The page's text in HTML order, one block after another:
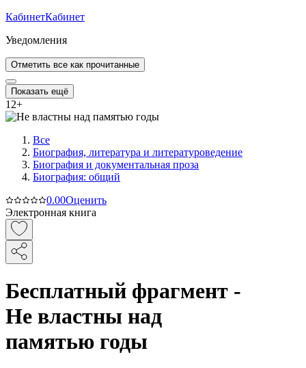
КабинетКабинет
Уведомления
Отметить все как прочитанные
Показать ещё
12+
Все
Биография, литература и литературоведение
Биография и документальная проза
Биография: общий
0.00Оценить
Электронная книга
Бесплатный фрагмент -
Не властны над
памятью годы